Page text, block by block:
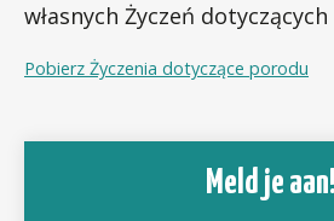
własnych Życzeń
Pobierz Życzenia dotyczące porodu
Meld je aan!